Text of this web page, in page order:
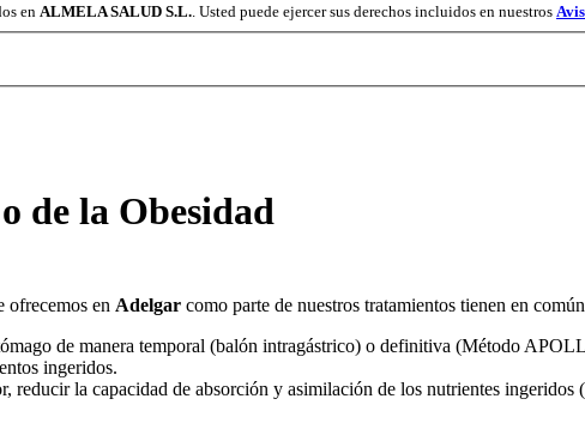
en ALMELA SALUD S.L. . Usted puede ejercer sus derechos incluidos en nuestros
de la Obesidad
ofrecemos en Adelgar como parte de nuestros tratamientos tienen en
de manera temporal (balón intragástrico) o definitiva (Método
ingeridos.
reducir la capacidad de absorción y asimilación de los nutrientes ingeridos